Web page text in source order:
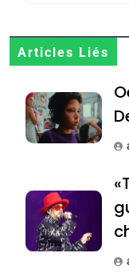
Articles Liés
8